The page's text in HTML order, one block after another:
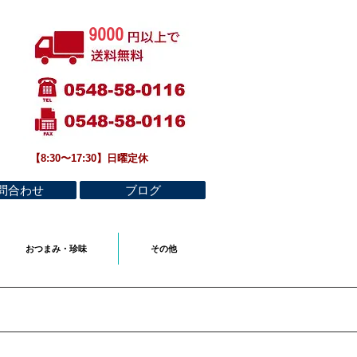
9000
​【8:30〜17:30】日曜定休
合わせ ブログ
おつまみ・珍味 その他